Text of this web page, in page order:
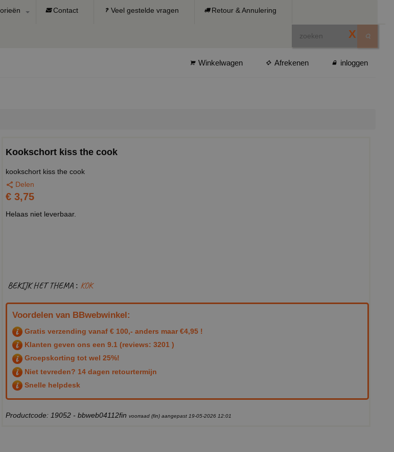
Contact Veel gestelde vragen Retour & Annulering
X
Winkelwagen Afrekenen inloggen
Kookschort kiss the cook
kookschort kiss the cook
Delen
€ 3,75
Helaas niet leverbaar.
BEKIJK HET THEMA : KOK
Voordelen van BBwebwinkel:
Gratis verzending vanaf € 100,- anders maar €4,95 !
Klanten geven ons een 9.1 (reviews: 3201 )
Groepskorting tot wel 25%!
Niet tevreden? 14 dagen retourtermijn
Snelle helpdesk
Productcode: 19052 - bbweb04112fin voorraad (fin) aangepast 19-05-2026 12:01